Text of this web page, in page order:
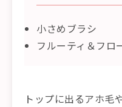
小さめブラシ
フルーティ＆フロ
トップに出るアホ毛